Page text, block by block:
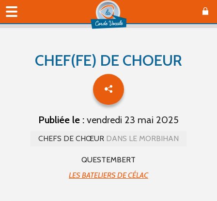
CHEF(FE) DE CHOEUR
Publiée le : vendredi 23 mai 2025
CHEFS DE CHŒUR DANS LE MORBIHAN
QUESTEMBERT
LES BATELIERS DE CÉLAC